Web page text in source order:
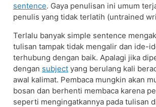
sentence. Gaya penulisan ini umum
penulis yang tidak terlatih (untrained
Terlalu banyak simple sentence
tulisan tampak tidak mengalir dan ide-
terhubung dengan baik. Apalagi jika
dengan subject yang berulang kali
awal kalimat. Pembaca mungkin akan
bosan dan berhenti membaca karena
seperti mengingatkannya pada tulisan